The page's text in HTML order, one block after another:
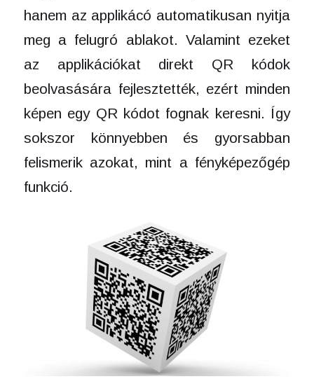
hanem az applikácó automatikusan nyitja
meg a felugró ablakot. Valamint ezeket
az applikációkat direkt QR kódok
beolvasására fejlesztették, ezért minden
képen egy QR kódot fognak keresni. Így
sokszor könnyebben és gyorsabban
felismerik azokat, mint a fényképezőgép
funkció.